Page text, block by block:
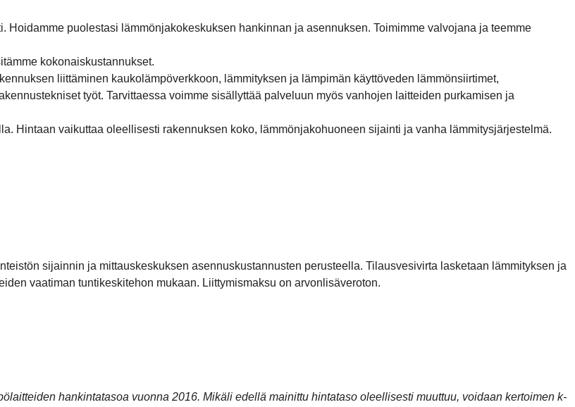
puolestasi lämmönjakokeskuksen hankinnan ja asennuksen. Toimimme valvojana ja teemme
kokonaiskustannukset.
liittäminen kaukolämpöverkkoon, lämmityksen ja lämpimän käyttöveden lämmönsiirtimet,
työt. Tarvittaessa voimme sisällyttää palveluun myös vanhojen laitteiden purkamisen ja
Hintaan vaikuttaa oleellisesti rakennuksen koko, lämmönjakohuoneen sijainti ja vanha lämmitysjärjestelmä.
sijainnin ja mittauskeskuksen asennuskustannusten perusteella. Tilausvesivirta lasketaan lämmityksen ja
vaatiman tuntikeskitehon mukaan. Liittymismaksu on arvonlisäveroton.
hankintatasoa vuonna 2016. Mikäli edellä mainittu hintataso oleellisesti muuttuu, voidaan kertoimen k-